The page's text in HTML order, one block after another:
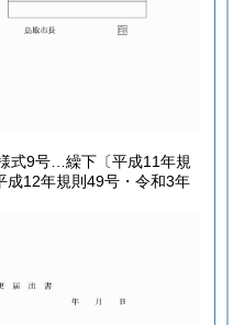
式9号…繰下〔平成11年規
成12年規則49号・令和3年